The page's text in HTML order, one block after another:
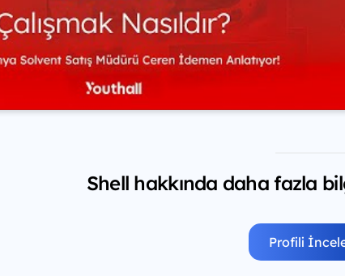
Shell hakkında daha fazla
Profili